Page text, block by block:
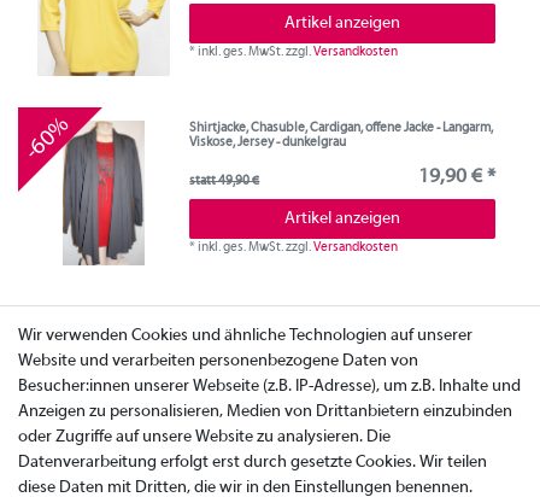
Artikel anzeigen
*inkl. ges. MwSt.zzgl.Versandkosten
-60%
Shirtjacke, Chasuble, Cardigan, offene Jacke - Langarm,
Viskose, Jersey - dunkelgrau
statt 49,90 € 19,90 € *
Artikel anzeigen
*inkl. ges. MwSt.zzgl.Versandkosten
Wir verwenden Cookies und ähnliche Technologien auf unserer
Website und verarbeiten personenbezogene Daten von
Besucher:innen unserer Webseite (z.B. IP-Adresse), um z.B. Inhalte und
Anzeigen zu personalisieren, Medien von Drittanbietern einzubinden
oder Zugriffe auf unsere Website zu analysieren. Die
Datenverarbeitung erfolgt erst durch gesetzte Cookies. Wir teilen
diese Daten mit Dritten, die wir in den Einstellungen benennen.